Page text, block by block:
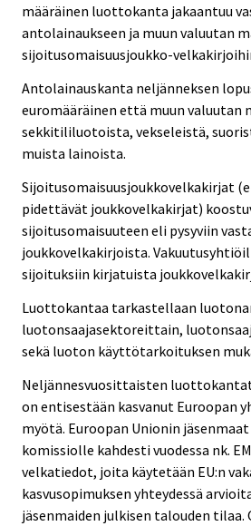
määräinen luottokanta jakaantuu
antolainaukseen ja muun valuutan
sijoitusomaisuusjoukko-
Antolainauskanta neljänneksen
euromääräinen että muun valuutan
sekkitililuotoista, vekseleistä,
muista lainoista.
Sijoitusomaisuusjoukkovelkakirjat
pidettävät joukkovelkakirjat)
sijoitusomaisuuteen eli pysyviin
joukkovelkakirjoista.
sijoituksiin kirjatuista
Luottokantaa tarkastellaan
luotonsaajasektoreittain,
sekä luoton käyttötarkoituksen
Neljännesvuosittaisten
on entisestään kasvanut Euroopan
myötä. Euroopan Unionin
komissiolle kahdesti vuodessa nk.
velkatiedot, joita käytetään EU:n
kasvusopimuksen yhteydessä
jäsenmaiden julkisen talouden tilaa.